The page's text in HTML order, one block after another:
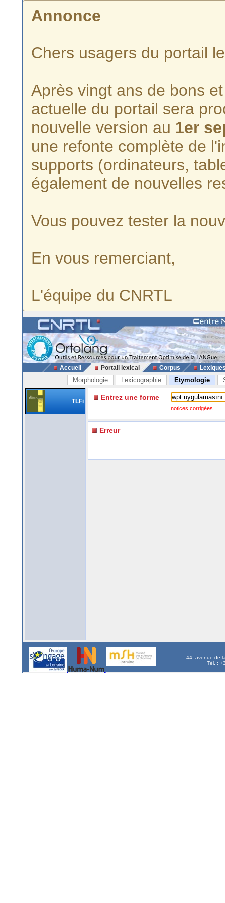
Annonce
Chers usagers du portail
Après vingt ans de bons
actuelle du portail sera
nouvelle version au 1er
une refonte complète de
supports (ordinateurs,
également de nouvelles
Vous pouvez tester la
En vous remerciant,
L'équipe du CNRTL
Accueil Portail lexical Corpus
Morphologie Lexicographie Etymologie
TLFi Entrez une forme
notices corrigées
Erreur
44, avenue de
Tél. :